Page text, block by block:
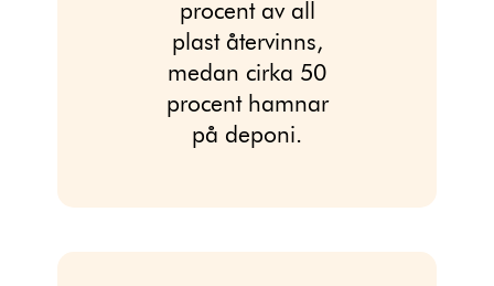
procent av all
plast återvinns,
medan cirka 50
procent hamnar
på deponi.